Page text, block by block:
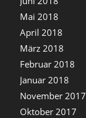
Mai 2018
April 2018
März 2018
Februar 2018
Januar 2018
November 2017
Oktober 2017